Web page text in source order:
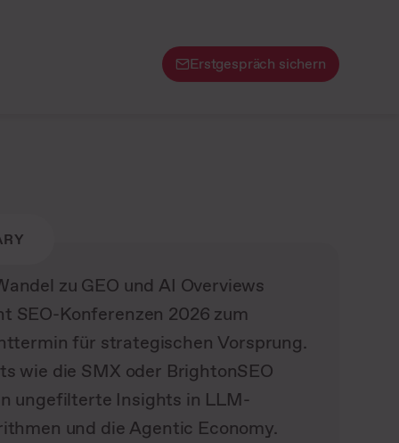
Erstgespräch sichern
zu GEO und AI Overviews
SEO-Konferenzen 2026 zum
für strategischen Vorsprung.
wie die SMX oder BrightonSEO
ungefilterte Insights in LLM-
und die Agentic Economy.